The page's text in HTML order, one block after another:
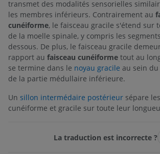
transmet des modalités sensorielles
les membres inférieurs. Contrairement au
cunéiforme, le faisceau gracile s'étend sur
de la moelle spinale, y compris les
dessous. De plus, le faisceau gracile
rapport au faisceau cunéiforme tout au
se termine dans le noyau gracile au sein
de la partie médullaire inférieure.
Un sillon intermédaire postérieur sépare
cunéiforme et gracile sur toute leur
La traduction est incorrecte ?